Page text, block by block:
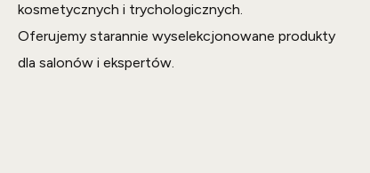
kosmetycznych i trychologicznych.
Oferujemy starannie wyselekcjonowane produkty
dla salonów i ekspertów.